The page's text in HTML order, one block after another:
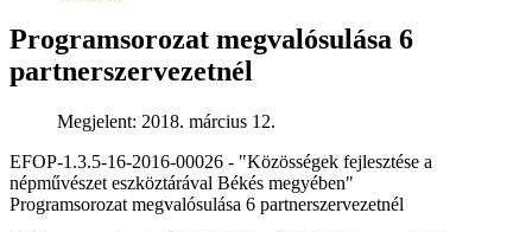
Programsorozat megvalósulása 6
partnerszervezetnél
Megjelent: 2018. március 12.
EFOP-1.3.5-16-2016-00026 - "Közösségek fejlesztése a
népművészet eszköztárával Békés megyében"
Programsorozat megvalósulása 6 partnerszervezetnél